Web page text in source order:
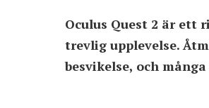
Oculus Quest 2 är
trevlig upplevelse.
besvikelse, och